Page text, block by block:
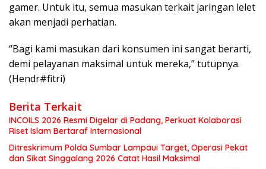
gamer. Untuk itu, semua masukan terkait jaringan lelet
akan menjadi perhatian.
“Bagi kami masukan dari konsumen ini sangat berarti,
demi pelayanan maksimal untuk mereka,” tutupnya.
(Hendr#fitri)
Berita Terkait
INCOILS 2026 Resmi Digelar di Padang, Perkuat Kolaborasi
Riset Islam Bertaraf Internasional
Ditreskrimum Polda Sumbar Lampaui Target, Operasi Pekat
dan Sikat Singgalang 2026 Catat Hasil Maksimal